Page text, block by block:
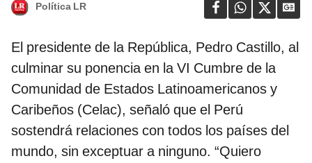
Política LR
El presidente de la República, Pedro Castillo, al
culminar su ponencia en la VI Cumbre de la
Comunidad de Estados Latinoamericanos y
Caribeños (Celac), señaló que el Perú
sostendrá relaciones con todos los países del
mundo, sin exceptuar a ninguno. “Quiero